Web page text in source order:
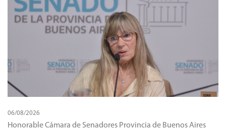
06/08/2026
Honorable Cámara de Senadores Provincia de Buenos Aires